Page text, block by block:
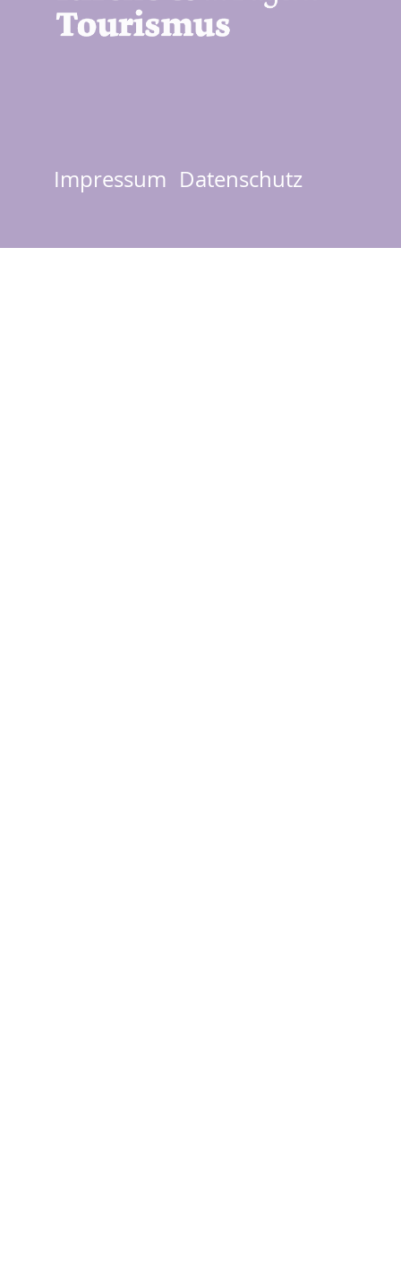
Footer
Impressum Datenschutz